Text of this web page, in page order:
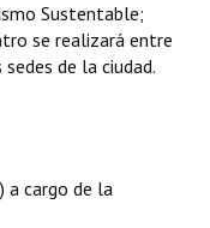
Sustentable;
se realizará entre
de la ciudad.
a cargo de la